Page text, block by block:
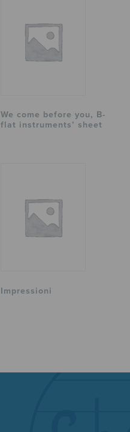
We come before you, B-
flat instruments’ sheet
Impressioni